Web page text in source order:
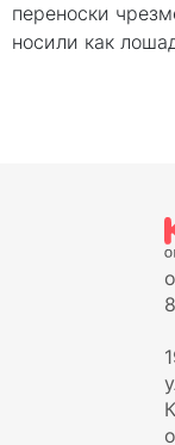
переноски
носили как